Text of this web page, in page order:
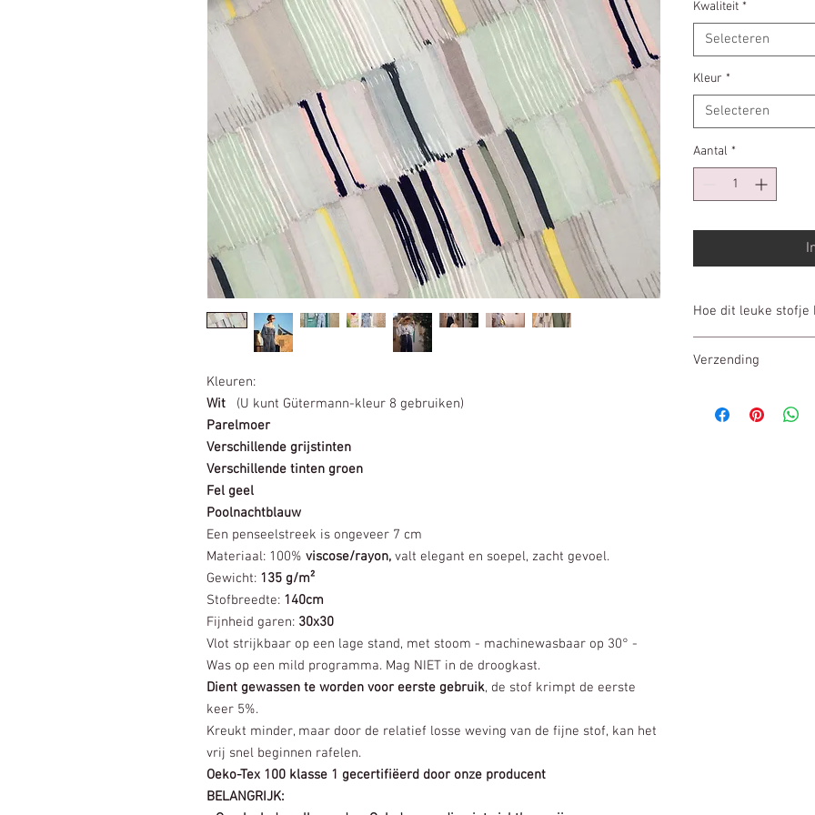
Kleuren:
Wit (U kunt Gütermann-kleur 8 gebruiken)
Parelmoer
Verschillende grijstinten
Verschillende tinten groen
Fel geel
Poolnachtblauw
Een penseelstreek is ongeveer 7 cm
Materiaal: 100% viscose/rayon, valt elegant en soepel, zacht gevoel.
Gewicht: 135 g/m²
Stofbreedte: 140cm
Fijnheid garen: 30x30
Vlot strijkbaar op een lage stand, met stoom - machinewasbaar op 30° -
Was op een mild programma. Mag NIET in de droogkast.
Dient gewassen te worden voor eerste gebruik, de stof krimpt de eerste
keer 5%.
Kreukt minder, maar door de relatief losse weving van de fijne stof, kan het
vrij snel beginnen rafelen.
Oeko-Tex 100 klasse 1 gecertifiëerd door onze producent
BELANGRIJK:
per
10
Centimeters
Kwaliteit *
Selecteren
Kleur *
Selecteren
Aantal *
Hoe dit leuke stofje
Heb je 1m20cm
Wij knippen voor
Verzending
Verzenden naar